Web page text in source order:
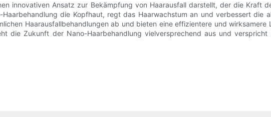
innovativen Ansatz zur Bekämpfung von Haarausfall darstellt, der die Kraft
die Kopfhaut, regt das Haarwachstum an und verbessert die
Haarausfallbehandlungen ab und bieten eine effizientere und wirksamere
die Zukunft der Nano-Haarbehandlung vielversprechend aus und